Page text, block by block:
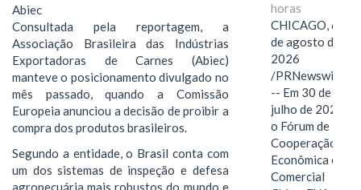
Abiec
Consultada pela reportagem, a
Associação Brasileira das Indústrias
Exportadoras de Carnes (Abiec)
manteve o posicionamento divulgado no
mês passado, quando a Comissão
Europeia anunciou a decisão de proibir a
compra dos produtos brasileiros.
Segundo a entidade, o Brasil conta com
um dos sistemas de inspeção e defesa
agropecuária mais robustos do mundo e
horas
CHICAGO, 6
de agosto de
2026
/PRNewswire/
-- Em 30 de
julho de 2026,
o Fórum de
Cooperação
Econômica e
Comercial